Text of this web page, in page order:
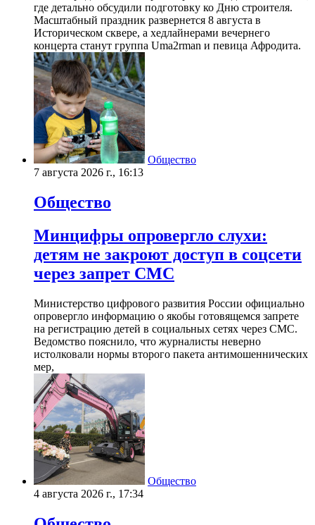
где детально обсудили подготовку ко Дню строителя.
Масштабный праздник развернется 8 августа в
Историческом сквере, а хедлайнерами вечернего
концерта станут группа Uma2rman и певица Афродита.
Общество
7 августа 2026 г., 16:13
Общество
Минцифры опровергло слухи:
детям не закроют доступ в соцсети
через запрет СМС
Министерство цифрового развития России официально
опровергло информацию о якобы готовящемся запрете
на регистрацию детей в социальных сетях через СМС.
Ведомство пояснило, что журналисты неверно
истолковали нормы второго пакета антимошеннических
мер,
Общество
4 августа 2026 г., 17:34